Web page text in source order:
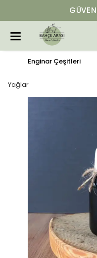
Enginar Çeşitleri
Yağlar